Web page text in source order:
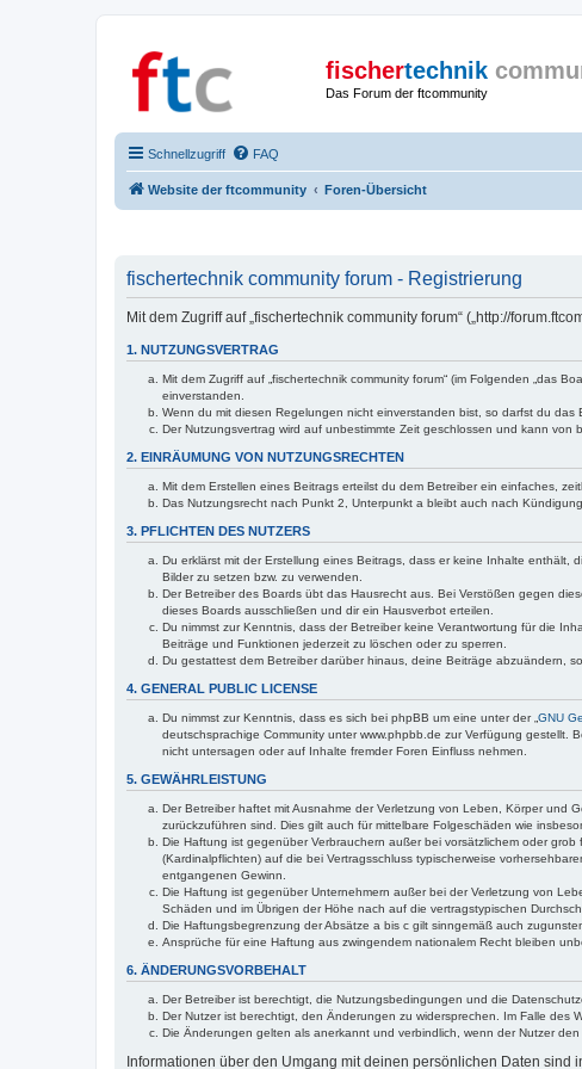
fischertechnik
Das Forum der ftcommunity
Schnellzugriff FAQ
Website der ftcommunity Foren-Übersicht
fischertechnik community forum - Registrierung
Mit dem Zugriff auf „fischertechnik community forum“ („http://
1. NUTZUNGSVERTRAG
Mit dem Zugriff auf „fischertechnik community forum“ (im Folgenden „das
einverstanden.
Wenn du mit diesen Regelungen nicht einverstanden bist, so darfst du
Der Nutzungsvertrag wird auf unbestimmte Zeit geschlossen und kann
2. EINRÄUMUNG VON NUTZUNGSRECHTEN
Mit dem Erstellen eines Beitrags erteilst du dem Betreiber ein einfaches,
Das Nutzungsrecht nach Punkt 2, Unterpunkt a bleibt auch nach
3. PFLICHTEN DES NUTZERS
Du erklärst mit der Erstellung eines Beitrags, dass er keine Inhalte
Bilder zu setzen bzw. zu verwenden.
Der Betreiber des Boards übt das Hausrecht aus. Bei Verstößen gegen
dieses Boards ausschließen und dir ein Hausverbot erteilen.
Du nimmst zur Kenntnis, dass der Betreiber keine Verantwortung für die
Beiträge und Funktionen jederzeit zu löschen oder zu sperren.
Du gestattest dem Betreiber darüber hinaus, deine Beiträge abzuändern,
4. GENERAL PUBLIC LICENSE
Du nimmst zur Kenntnis, dass es sich bei phpBB um eine unter der „ GNU
deutschsprachige Community unter www.phpbb.de zur Verfügung gestellt.
nicht untersagen oder auf Inhalte fremder Foren Einfluss nehmen.
5. GEWÄHRLEISTUNG
Der Betreiber haftet mit Ausnahme der Verletzung von Leben, Körper und
zurückzuführen sind. Dies gilt auch für mittelbare Folgeschäden wie
Die Haftung ist gegenüber Verbrauchern außer bei vorsätzlichem oder
(Kardinalpflichten) auf die bei Vertragsschluss typischerweise
entgangenen Gewinn.
Die Haftung ist gegenüber Unternehmern außer bei der Verletzung von
Schäden und im Übrigen der Höhe nach auf die vertragstypischen
Die Haftungsbegrenzung der Absätze a bis c gilt sinngemäß auch
Ansprüche für eine Haftung aus zwingendem nationalem Recht bleiben
6. ÄNDERUNGSVORBEHALT
Der Betreiber ist berechtigt, die Nutzungsbedingungen und die
Der Nutzer ist berechtigt, den Änderungen zu widersprechen. Im Falle des
Die Änderungen gelten als anerkannt und verbindlich, wenn der Nutzer
Informationen über den Umgang mit deinen persönlichen Daten sind